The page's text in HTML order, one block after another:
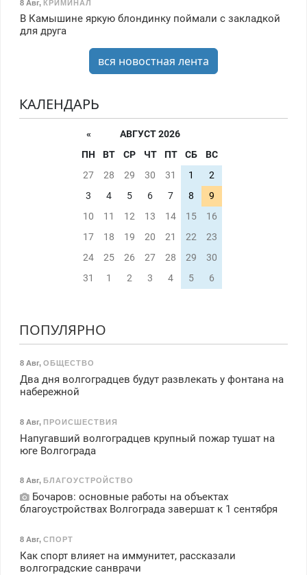
8 Авг, КРИМИНАЛ
В Камышине яркую блондинку поймали с закладкой
для друга
вся новостная лента
КАЛЕНДАРЬ
«
АВГУСТ 2026
ПН
ВТ СР ЧТ ПТ СБ
ВС
27
28 29 30 31 1
2
3
4 5 6 7 8
9
10
11 12 13 14 15
16
17
18 19 20 21 22
23
24
25 26 27 28 29
30
31
1 2 3 4 5 6
ПОПУЛЯРНО
8 Авг, ОБЩЕСТВО
Два дня волгоградцев будут развлекать у фонтана на
набережной
8 Авг, ПРОИСШЕСТВИЯ
Напугавший волгоградцев крупный пожар тушат на
юге Волгограда
8 Авг, БЛАГОУСТРОЙСТВО
Бочаров: основные работы на объектах
благоустройствах Волгограда завершат к 1 сентября
8 Авг, СПОРТ
Как спорт влияет на иммунитет, рассказали
волгоградские санврачи